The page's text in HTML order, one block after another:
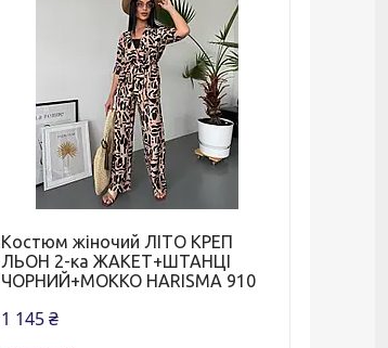
Костюм жіночий ЛІТО КРЕП
ЛЬОН 2-ка ЖАКЕТ+ШТАНЦІ
ЧОРНИЙ+МОККО HARISMA 910
1 145 ₴